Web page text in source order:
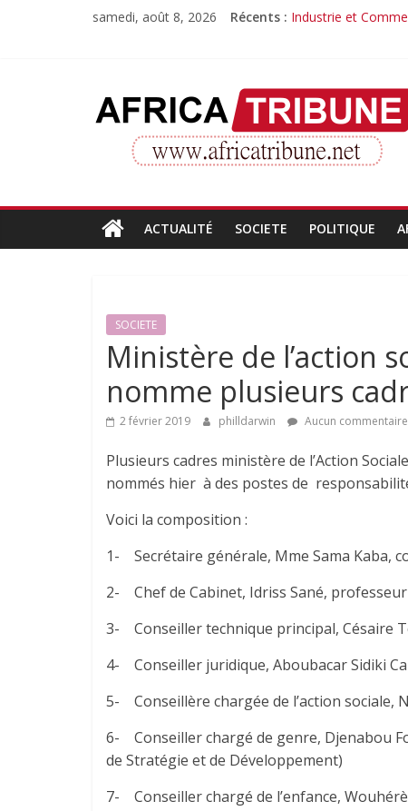
samedi, août 8, 2026 Récents : Industrie et
Djiba Diakité
Le parcours
AfricaTribune
d'informations
ACTUALITÉ SOCIETE POLITIQUE
SOCIETE
Ministère de l’action
nomme plusieurs
2 février 2019 philldarwin Aucun commentaire
Plusieurs cadres ministère de l’Action
nommés hier à des postes de
Voici la composition :
1- Secrétaire générale, Mme Sama Kaba,
2- Chef de Cabinet, Idriss Sané,
3- Conseiller technique principal, Césaire
4- Conseiller juridique, Aboubacar Sidiki
5- Conseillère chargée de l’action sociale,
6- Conseiller chargé de genre, Djenabou
de Stratégie et de Développement)
7- Conseiller chargé de l’enfance,